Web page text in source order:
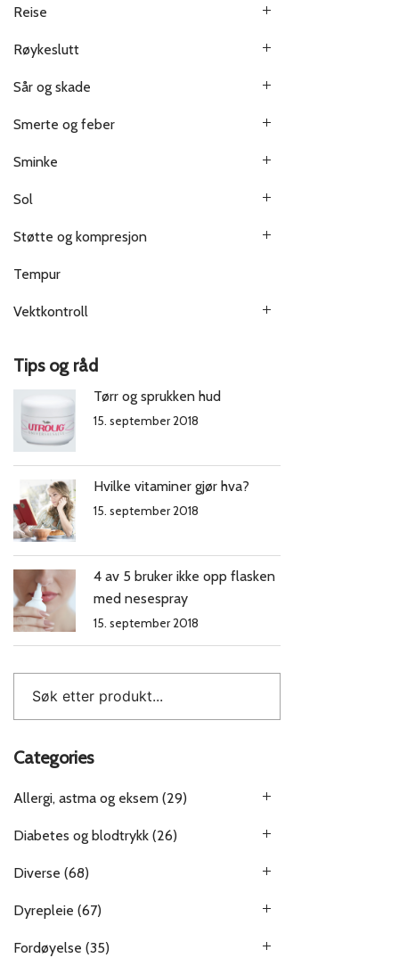
Reise
Røykeslutt
Sår og skade
Smerte og feber
Sminke
Sol
Støtte og kompresjon
Tempur
Vektkontroll
Tips og råd
Tørr og sprukken hud
15. september 2018
Hvilke vitaminer gjør hva?
15. september 2018
4 av 5 bruker ikke opp flasken
med nesespray
15. september 2018
Categories
Allergi, astma og eksem (29)
Diabetes og blodtrykk (26)
Diverse (68)
Dyrepleie (67)
Fordøyelse (35)